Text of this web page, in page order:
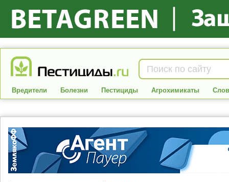
Вредители Болезни Пестициды Агрохимикаты